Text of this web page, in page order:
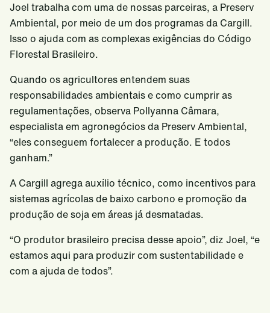
Joel trabalha com uma de nossas parceiras, a Preserv
Ambiental, por meio de um dos programas da Cargill.
Isso o ajuda com as complexas exigências do Código
Florestal Brasileiro.
Quando os agricultores entendem suas
responsabilidades ambientais e como cumprir as
regulamentações, observa Pollyanna Câmara,
especialista em agronegócios da Preserv Ambiental,
“eles conseguem fortalecer a produção. E todos
ganham.”
A Cargill agrega auxílio técnico, como incentivos para
sistemas agrícolas de baixo carbono e promoção da
produção de soja em áreas já desmatadas.
“O produtor brasileiro precisa desse apoio”, diz Joel, “e
estamos aqui para produzir com sustentabilidade e
com a ajuda de todos”.